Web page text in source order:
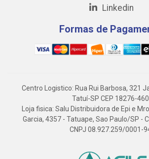
Linkedin
Formas de
Centro Logistico: Rua Rui Barbosa, 321
Tatuí-SP CEP 18276-460
Loja fisica: Salu Distribuidora de Epi e
Garcia, 4357 - Tatuape, Sao Paulo/SP -
CNPJ 08.927.259/0001-